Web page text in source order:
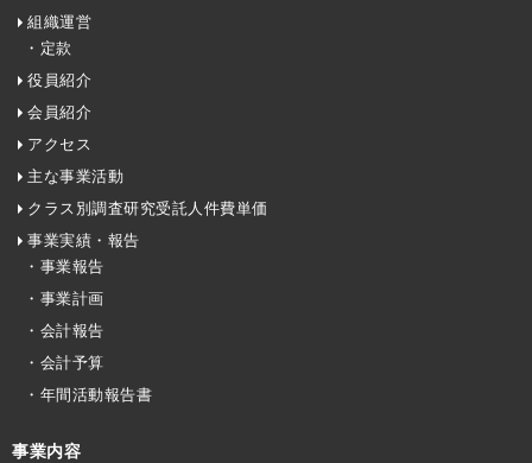
組織運営
・定款
役員紹介
会員紹介
アクセス
主な事業活動
クラス別調査研究受託人件費単価
事業実績・報告
・事業報告
・事業計画
・会計報告
・会計予算
・年間活動報告書
事業内容